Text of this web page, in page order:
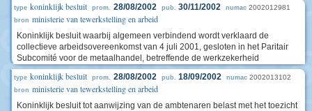
type koninklijk besluit prom. 28/08/2002 pub. 30/11/2002 numac 2002012981
bron ministerie van tewerkstelling en arbeid
Koninklijk besluit waarbij algemeen verbindend wordt verklaard de
collectieve arbeidsovereenkomst van 4 juli 2001, gesloten in het Paritair
Subcomité voor de metaalhandel, betreffende de werkzekerheid
type koninklijk besluit prom. 28/08/2002 pub. 18/09/2002 numac 2002013102
bron ministerie van tewerkstelling en arbeid
Koninklijk besluit tot aanwijzing van de ambtenaren belast met het toezicht